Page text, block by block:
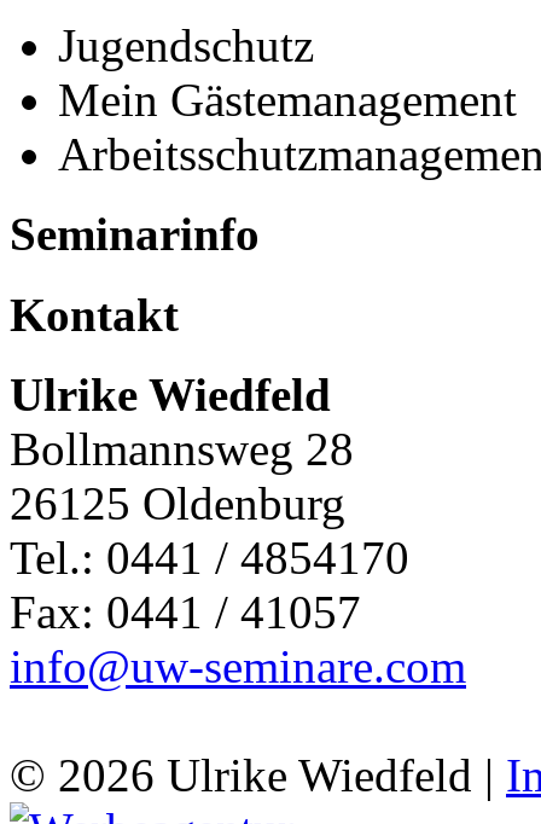
Jugendschutz
Mein Gästemanagement
Seminarinfo
Kontakt
Ulrike Wiedfeld
Bollmannsweg 28
26125 Oldenburg
Tel.: 0441 / 4854170
Fax: 0441 / 41057
info@uw-seminare.com
© 2026 Ulrike Wiedfeld |